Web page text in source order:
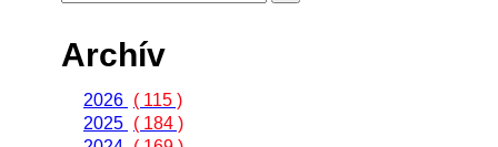
Archív
2026 ( 115 )
2025 ( 184 )